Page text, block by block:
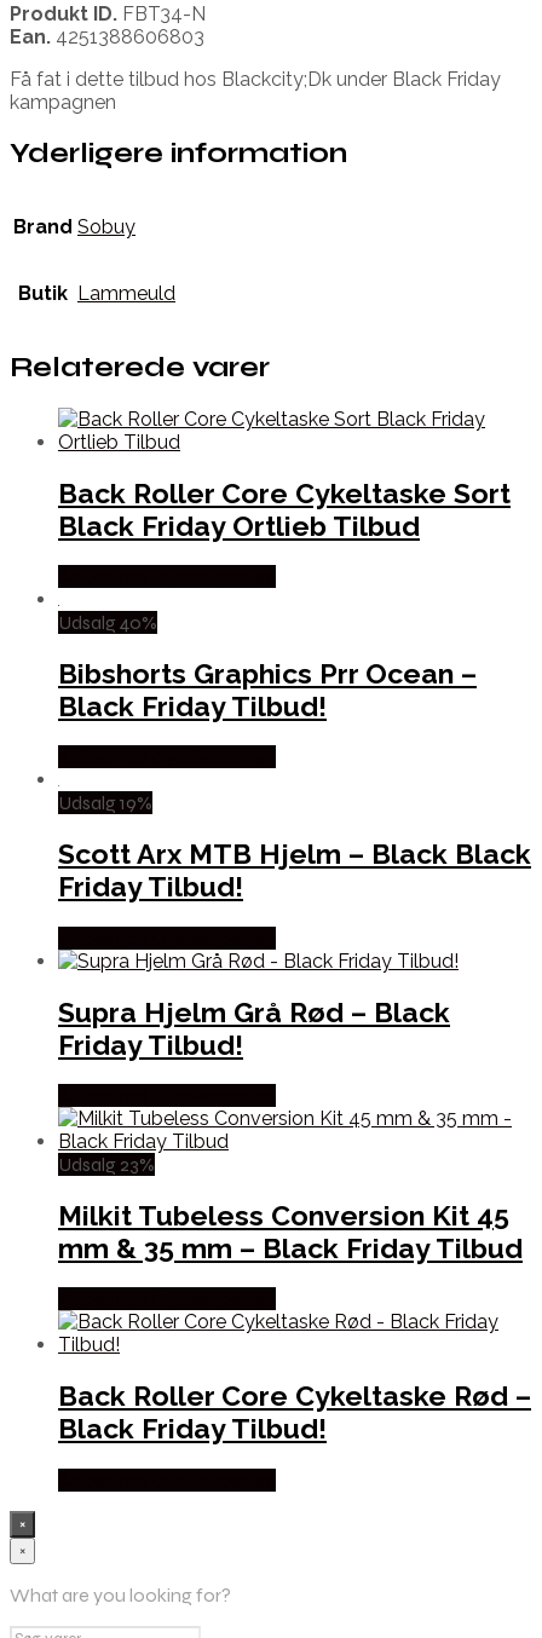
Produkt ID. FBT34-N
Ean. 4251388606803
Få fat i dette tilbud hos Blackcity;Dk under Black Friday
kampagnen
Yderligere information
Brand Sobuy
Butik Lammeuld
Relaterede varer
Back Roller Core Cykeltaske Sort
Black Friday Ortlieb Tilbud
Udsalg 40%
Bibshorts Graphics Prr Ocean –
Black Friday Tilbud!
Udsalg 19%
Scott Arx MTB Hjelm – Black Black
Friday Tilbud!
Supra Hjelm Grå Rød – Black
Friday Tilbud!
Udsalg 23%
Milkit Tubeless Conversion Kit 45
mm & 35 mm – Black Friday Tilbud
Back Roller Core Cykeltaske Rød –
Black Friday Tilbud!
×
×
What are you looking for?